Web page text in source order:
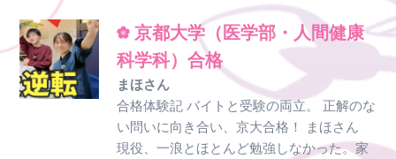
京都大学（医学部・人間健康
科学科）合格
まほさん
合格体験記 バイトと受験の両立。 正解のな
い問いに向き合い、京大合格！ まほさん
現役、一浪とほとんど勉強しなかった。家